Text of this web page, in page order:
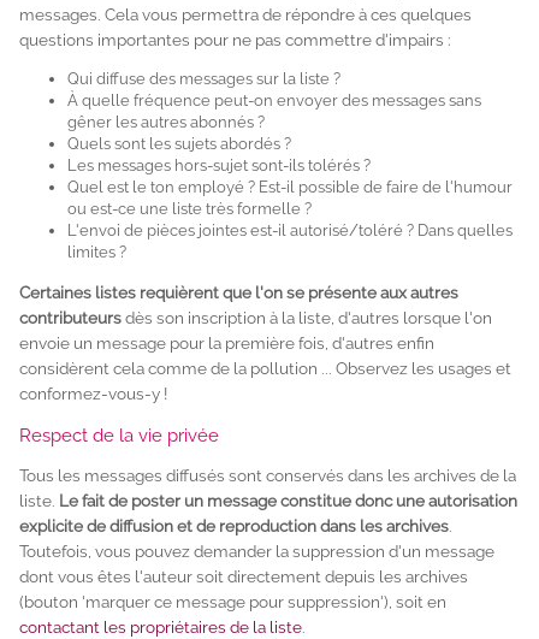
messages. Cela vous permettra de répondre à ces quelques
questions importantes pour ne pas commettre d'impairs :
Qui diffuse des messages sur la liste ?
À quelle fréquence peut-on envoyer des messages sans
gêner les autres abonnés ?
Quels sont les sujets abordés ?
Les messages hors-sujet sont-ils tolérés ?
Quel est le ton employé ? Est-il possible de faire de l'humour
ou est-ce une liste très formelle ?
L'envoi de pièces jointes est-il autorisé/toléré ? Dans quelles
limites ?
Certaines listes requièrent que l'on se présente aux autres
contributeursdès son inscription à la liste, d'autres lorsque l'on
envoie un message pour la première fois, d'autres enfin
considèrent cela comme de la pollution ... Observez les usages et
conformez-vous-y !
Respect de la vie privée
Tous les messages diffusés sont conservés dans les archives de la
liste. Le fait de poster un message constitue donc une autorisation
explicite de diffusion et de reproduction dans les archives
Toutefois, vous pouvez demander la suppression d'un message
dont vous êtes l'auteur soit directement depuis les archives
(bouton 'marquer ce message pour suppression'), soit en
contactant les propriétaires de la liste